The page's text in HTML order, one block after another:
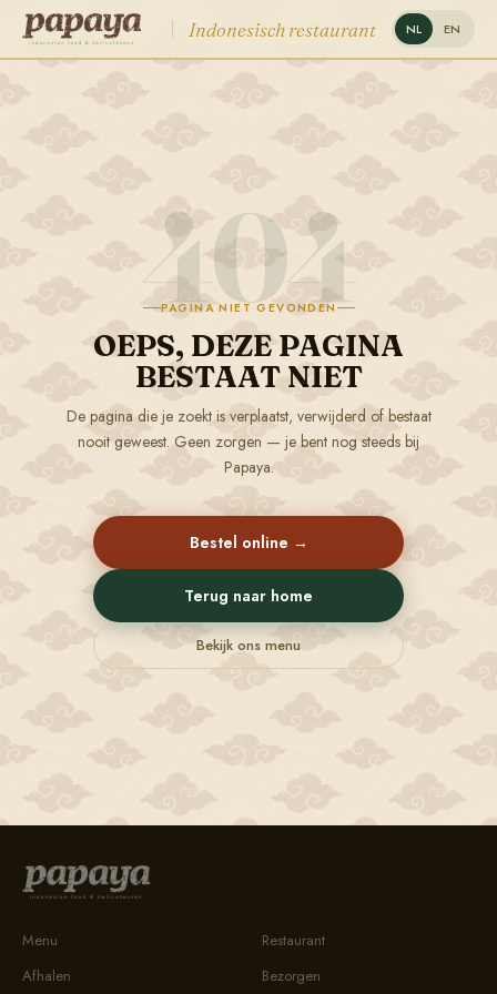
Indonesisch restaurant NL EN
404
PAGINA NIET GEVONDEN
OEPS, DEZE PAGINA
BESTAAT NIET
De pagina die je zoekt is verplaatst, verwijderd of bestaat
nooit geweest. Geen zorgen — je bent nog steeds bij
Papaya.
Bestel online →
Terug naar home
Bekijk ons menu
Menu
Restaurant
Afhalen
Bezorgen